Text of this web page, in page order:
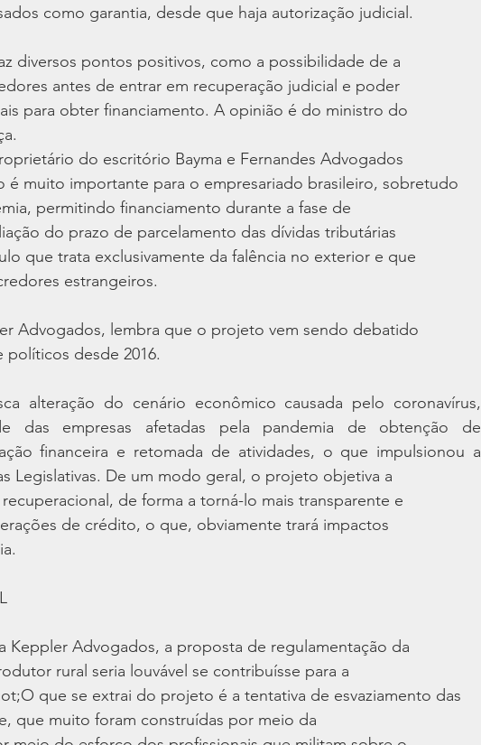
como garantia, desde que haja autorização judicial.
diversos pontos positivos, como a possibilidade de a
antes de entrar em recuperação judicial e poder
para obter financiamento. A opinião é do ministro do
do escritório Bayma e Fernandes Advogados
é muito importante para o empresariado brasileiro, sobretudo
permitindo financiamento durante a fase de
do prazo de parcelamento das dívidas tributárias
que trata exclusivamente da falência no exterior e que
estrangeiros.
Advogados, lembra que o projeto vem sendo debatido
políticos desde 2016.
alteração do cenário econômico causada pelo coronavírus,
das empresas afetadas pela pandemia de obtenção de
financeira e retomada de atividades, o que impulsionou a
Legislativas. De um modo geral, o projeto objetiva a
de forma a torná-lo mais transparente e
de crédito, o que, obviamente trará impactos
Keppler Advogados, a proposta de regulamentação da
rural seria louvável se contribuísse para a
que se extrai do projeto é a tentativa de esvaziamento das
que muito foram construídas por meio da